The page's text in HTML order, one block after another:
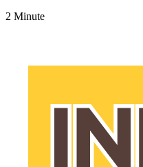
2 Minute